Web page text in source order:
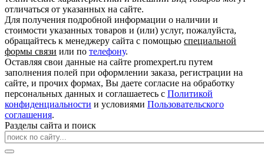
отличаться от указанных на сайте.
Для получения подробной информации о наличии и
стоимости указанных товаров и (или) услуг, пожалуйста,
обращайтесь к менеджеру сайта с помощью специальной
формы связи или по телефону.
Оставляя свои данные на сайте promexpert.ru путем
заполнения полей при оформлении заказа, регистрации на
сайте, и прочих формах, Вы даете согласие на обработку
персональных данных и соглашаетесь с Политикой
конфиденциальности и условиями Пользовательского
соглашения.
Разделы сайта и поиск